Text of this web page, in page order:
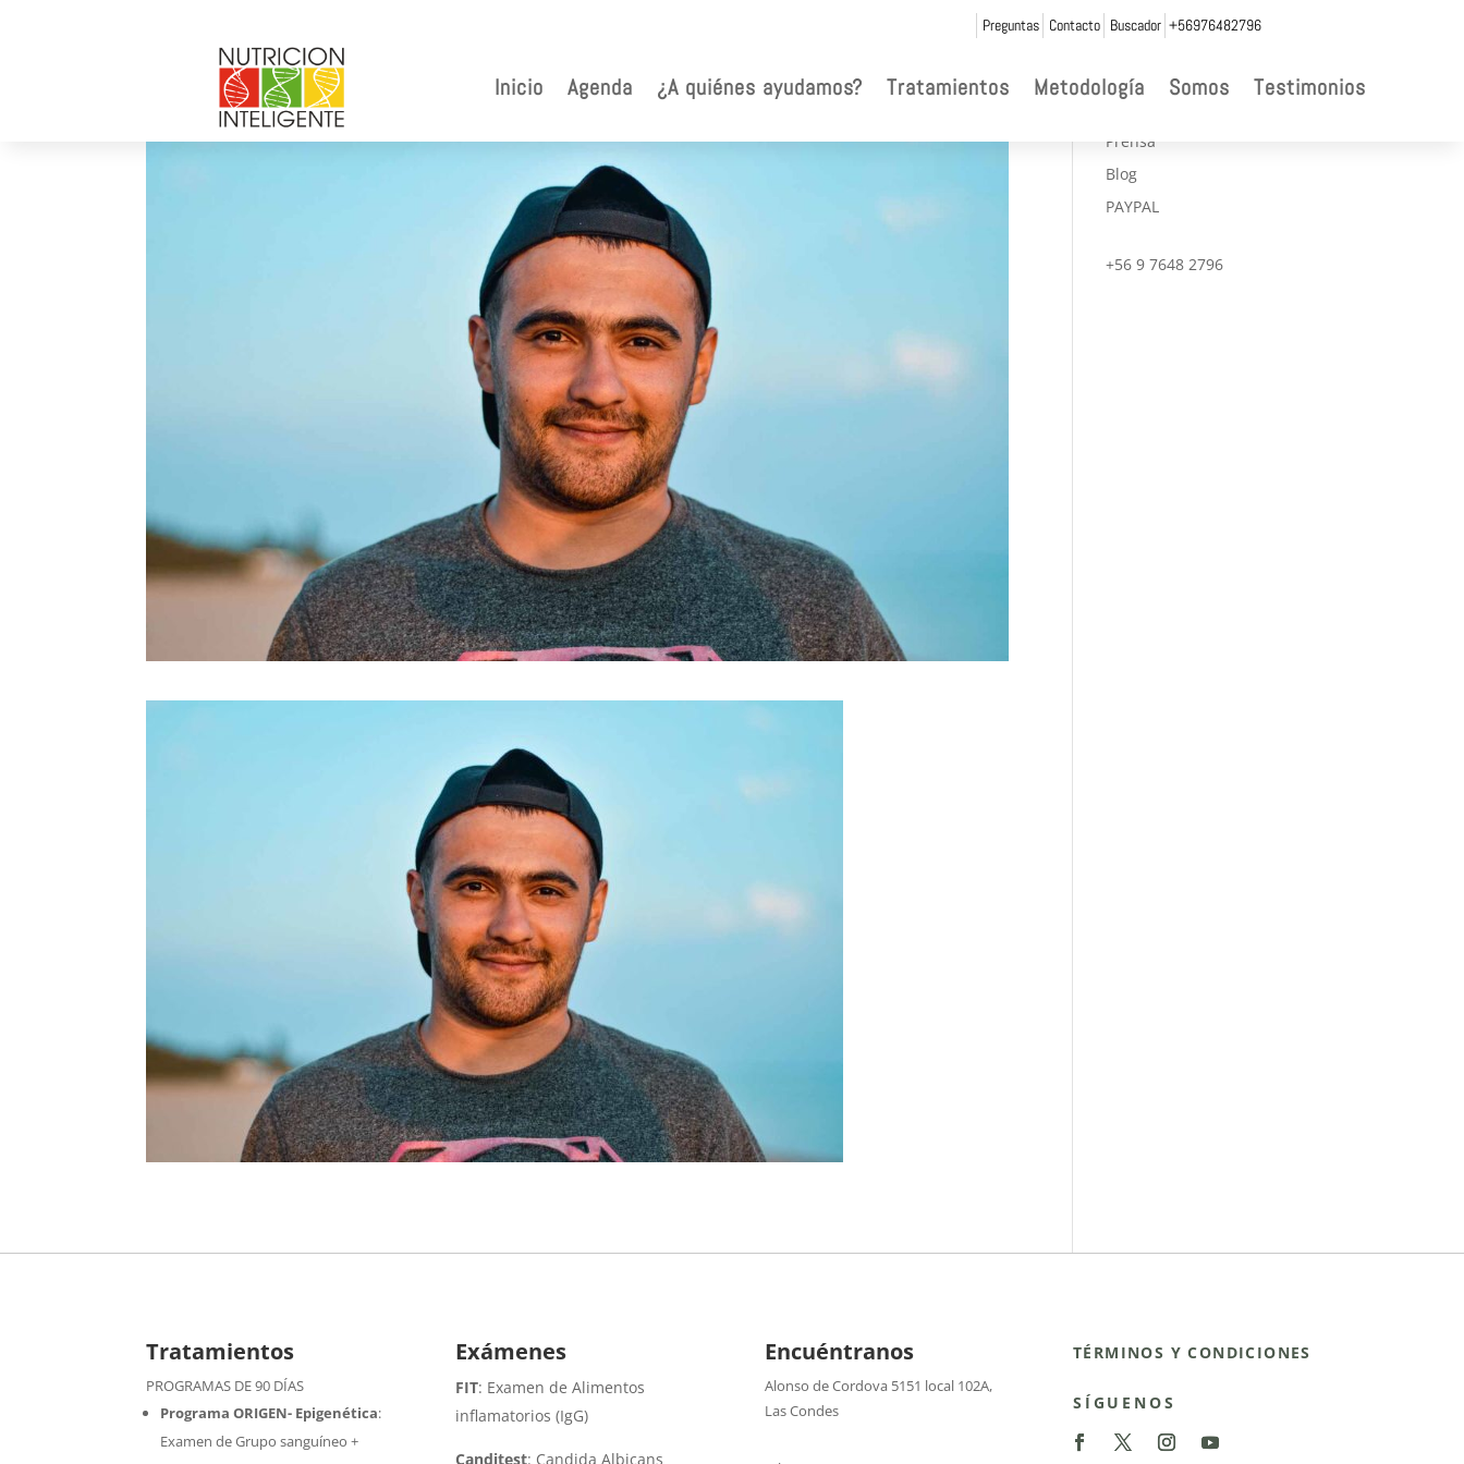
Preguntas Contacto Buscador +56976482796
Inicio Agenda ¿A quiénes ayudamos? Tratamientos Metodología Somos Testimonios
Web Admin NI| Dic 1, 2021
Prensa
Blog
PAYPAL
+56 9 7648 2796
Tratamientos
PROGRAMAS DE 90 DÍAS
Programa ORIGEN- Epigenética:
Examen de Grupo sanguíneo +
Exámenes
FIT: Examen de Alimentos
inflamatorios (IgG)
Canditest: Candida Albicans
Encuéntranos
Alonso de Cordova 5151 local 102A,
Las Condes
TÉRMINOS Y CONDICIONES
SÍGUENOS